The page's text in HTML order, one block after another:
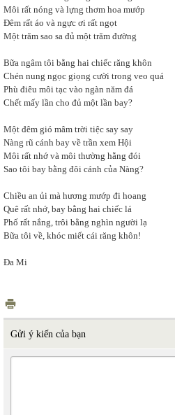
Môi rất nóng và lựng thơm hoa mướp
Đêm rất áo và ngực ơi rất ngọt
Một trăm sao sa đủ một trăm đường
Bữa ngâm tôi bằng hai chiếc răng khôn
Chén nung ngọc giọng cười trong veo quá
Phù điêu môi tạc vào ngàn năm đá
Chết mấy lần cho đủ một lần bay?
Một đêm gió mâm trời tiệc say say
Nàng rũ cánh bay về trần xem Hội
Môi rất nhớ và môi thường hằng đói
Sao tôi bay bằng đôi cánh của Nàng?
Chiều an ủi mà hương mướp đi hoang
Quê rất nhớ, bay bằng hai chiếc lá
Phố rất nắng, trôi bằng nghìn người lạ
Bữa tôi về, khóc miết cái răng khôn!
Đa Mi
Gửi ý kiến của bạn